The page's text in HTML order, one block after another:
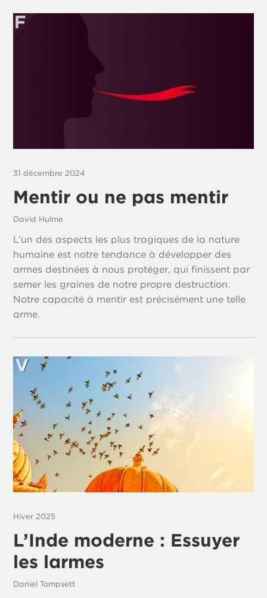
31 décembre 2024
Mentir ou ne pas mentir
David Hulme
L’un des aspects les plus tragiques de la nature
humaine est notre tendance à développer des
armes destinées à nous protéger, qui finissent par
semer les graines de notre propre destruction.
Notre capacité à mentir est précisément une telle
arme.
Hiver 2025
L’Inde moderne : Essuyer
les larmes
Daniel Tompsett